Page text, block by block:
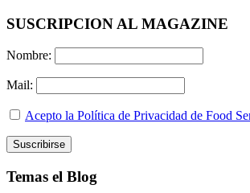
SUSCRIPCION AL MAGAZINE
Nombre:
Mail:
Acepto la Política de Privacidad de Food
Temas el Blog